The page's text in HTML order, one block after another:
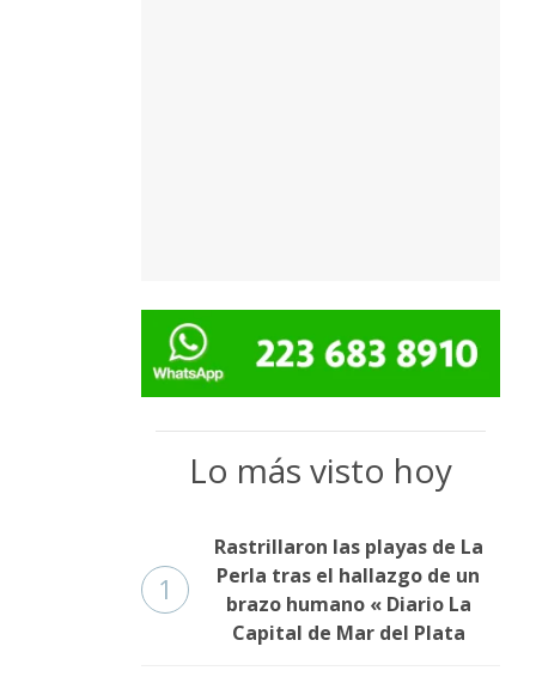
Lo más visto hoy
1
Rastrillaron las playas de La
Perla tras el hallazgo de un
brazo humano « Diario La
Capital de Mar del Plata